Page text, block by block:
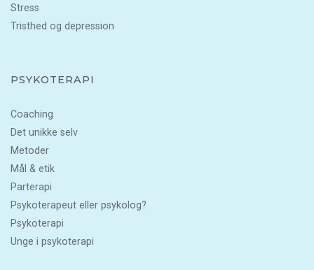
Stress
Tristhed og depression
PSYKOTERAPI
Coaching
Det unikke selv
Metoder
Mål & etik
Parterapi
Psykoterapeut eller psykolog?
Psykoterapi
Unge i psykoterapi